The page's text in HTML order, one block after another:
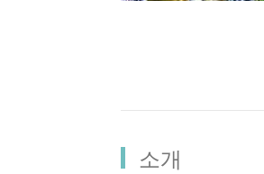
소개